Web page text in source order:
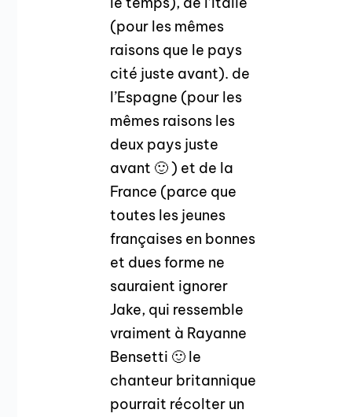
(pour les mêmes
raisons que le pays
cité juste avant). de
l’Espagne (pour les
mêmes raisons les
deux pays juste
avant 🙂 ) et de la
France (parce que
toutes les jeunes
françaises en bonnes
et dues forme ne
sauraient ignorer
Jake, qui ressemble
vraiment à Rayanne
Bensetti 🙂 le
chanteur britannique
pourrait récolter un